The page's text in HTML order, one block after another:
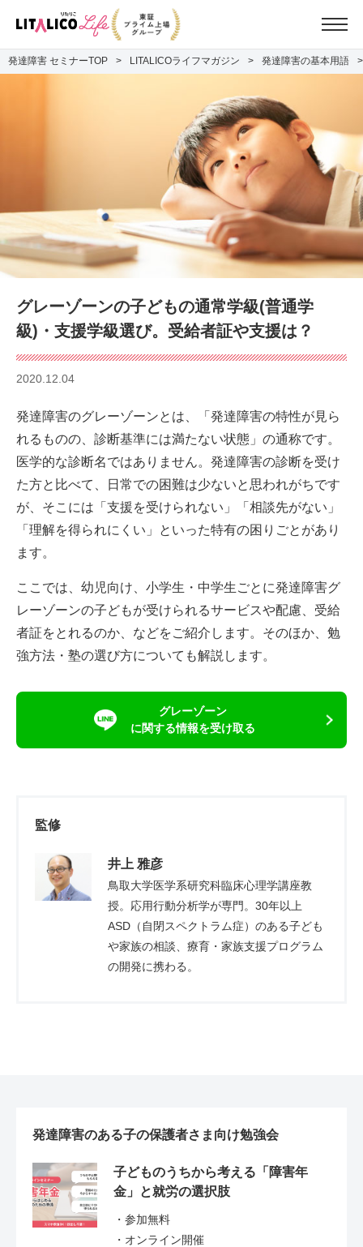
発達障害 セミナーTOP LITALICOライフマガジン 発達障害の基本用語
グレーゾーンの子どもの通常学級(普通学
級)・支援学級選び。受給者証や支援は？
2020.12.04
発達障害のグレーゾーンとは、「発達障害の特性が見ら
れるものの、診断基準には満たない状態」の通称です。
医学的な診断名ではありません。発達障害の診断を受け
た方と比べて、日常での困難は少ないと思われがちです
が、そこには「支援を受けられない」「相談先がない」
「理解を得られにくい」といった特有の困りごとがあり
ます。
ここでは、幼児向け、小学生・中学生ごとに発達障害グ
レーゾーンの子どもが受けられるサービスや配慮、受給
者証をとれるのか、などをご紹介します。そのほか、勉
強方法・塾の選び方についても解説します。
グレーゾーン
に関する情報を受け取る
監修
井上 雅彦
鳥取大学医学系研究科臨床心理学講座教
授。応用行動分析学が専門。30年以上
ASD（自閉スペクトラム症）のある子ども
や家族の相談、療育・家族支援プログラム
の開発に携わる。
発達障害のある子の保護者さま向け勉強会
子どものうちから考える「障害年
金」と就労の選択肢
・参加無料
・オンライン開催